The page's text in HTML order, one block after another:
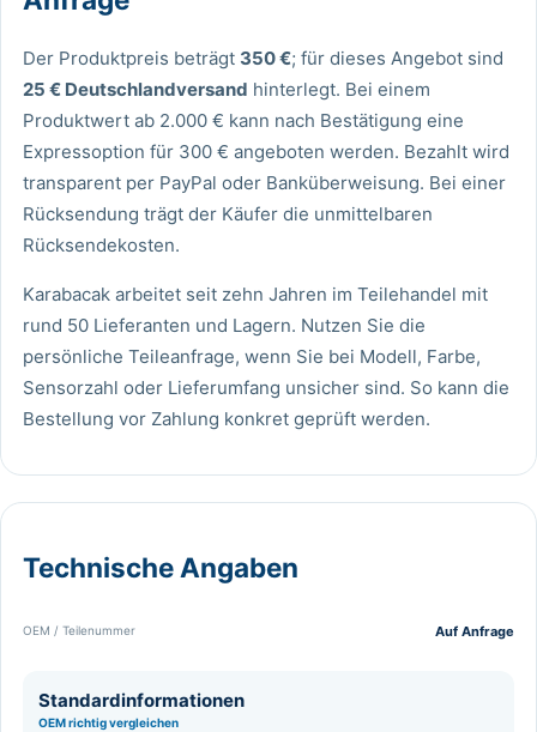
Der Produktpreis beträgt 350 €; für dieses Angebot sind
25 € Deutschlandversand hinterlegt. Bei einem
Produktwert ab 2.000 € kann nach Bestätigung eine
Expressoption für 300 € angeboten werden. Bezahlt wird
transparent per PayPal oder Banküberweisung. Bei einer
Rücksendung trägt der Käufer die unmittelbaren
Rücksendekosten.
Karabacak arbeitet seit zehn Jahren im Teilehandel mit
rund 50 Lieferanten und Lagern. Nutzen Sie die
persönliche Teileanfrage, wenn Sie bei Modell, Farbe,
Sensorzahl oder Lieferumfang unsicher sind. So kann die
Bestellung vor Zahlung konkret geprüft werden.
Technische Angaben
OEM / Teilenummer Auf Anfrage
Standardinformationen
OEM richtig vergleichen